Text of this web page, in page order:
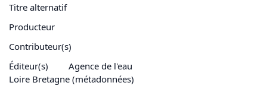
Titre alternatif
Producteur
Contributeur(s)
Éditeur(s)
Agence de l'eau
Loire Bretagne (métadonnées)